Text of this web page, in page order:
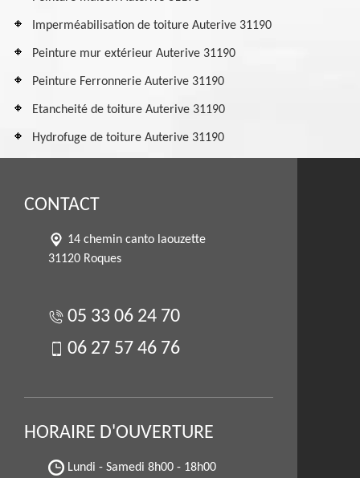
Imperméabilisation de toiture Auterive 31190
Peinture mur extérieur Auterive 31190
Peinture Ferronnerie Auterive 31190
Etancheité de toiture Auterive 31190
Hydrofuge de toiture Auterive 31190
CONTACT
14 chemin canto laouzette
31120 Roques
05 33 06 24 70
06 27 57 46 76
HORAIRE D'OUVERTURE
Lundi - Samedi 8h00 - 18h00